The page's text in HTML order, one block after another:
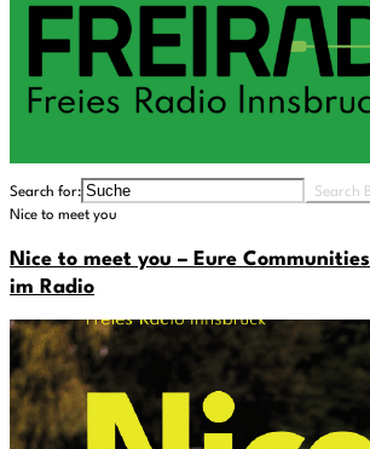
Search for:
Search
Nice to meet you
Nice to meet you – Eure Communities
im Radio